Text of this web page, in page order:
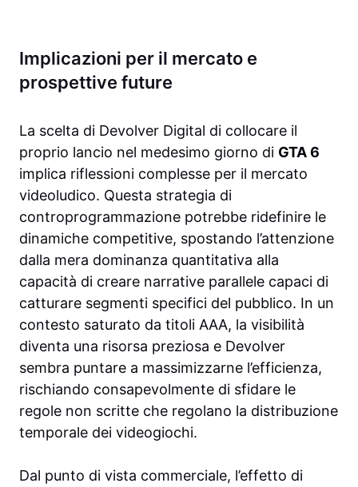
Implicazioni per il mercato e
prospettive future
La scelta di Devolver Digital di collocare il
proprio lancio nel medesimo giorno di GTA 6
implica riflessioni complesse per il mercato
videoludico. Questa strategia di
controprogrammazione potrebbe ridefinire le
dinamiche competitive, spostando l’attenzione
dalla mera dominanza quantitativa alla
capacità di creare narrative parallele capaci di
catturare segmenti specifici del pubblico. In un
contesto saturato da titoli AAA, la visibilità
diventa una risorsa preziosa e Devolver
sembra puntare a massimizzarne l’efficienza,
rischiando consapevolmente di sfidare le
regole non scritte che regolano la distribuzione
temporale dei videogiochi.
Dal punto di vista commerciale, l’effetto di